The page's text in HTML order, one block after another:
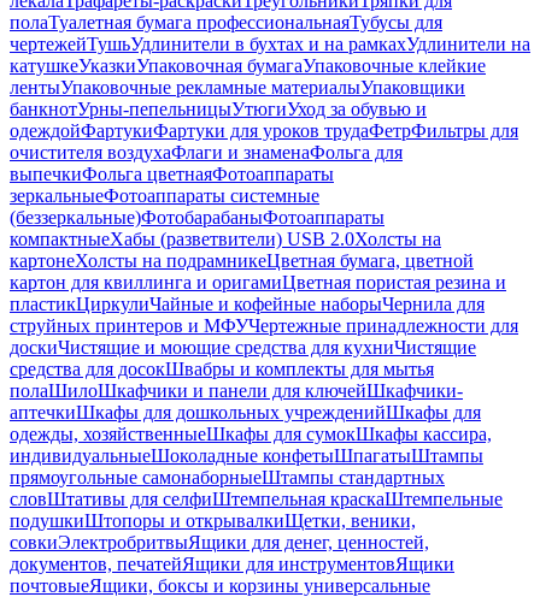
полаТуалетная бумага профессиональнаяТубусы для
чертежейТушьУдлинители в бухтах и на рамкахУдлинители на
катушкеУказкиУпаковочная бумагаУпаковочные клейкие
лентыУпаковочные рекламные материалыУпаковщики
банкнотУрны-пепельницыУтюгиУход за обувью и
одеждойФартукиФартуки для уроков трудаФетрФильтры для
очистителя воздухаФлаги и знаменаФольга для
выпечкиФольга цветнаяФотоаппараты
зеркальныеФотоаппараты системные
(беззеркальные)ФотобарабаныФотоаппараты
компактныеХабы (разветвители) USB 2.0Холсты на
картонеХолсты на подрамникеЦветная бумага, цветной
картон для квиллинга и оригамиЦветная пористая резина и
пластикЦиркулиЧайные и кофейные наборыЧернила для
струйных принтеров и МФУЧертежные принадлежности для
доскиЧистящие и моющие средства для кухниЧистящие
средства для досокШвабры и комплекты для мытья
полаШилоШкафчики и панели для ключейШкафчики-
аптечкиШкафы для дошкольных учрежденийШкафы для
одежды, хозяйственныеШкафы для сумокШкафы кассира,
индивидуальныеШоколадные конфетыШпагатыШтампы
прямоугольные самонаборныеШтампы стандартных
словШтативы для селфиШтемпельная краскаШтемпельные
подушкиШтопоры и открывалкиЩетки, веники,
совкиЭлектробритвыЯщики для денег, ценностей,
документов, печатейЯщики для инструментовЯщики
почтовыеЯщики, боксы и корзины универсальные